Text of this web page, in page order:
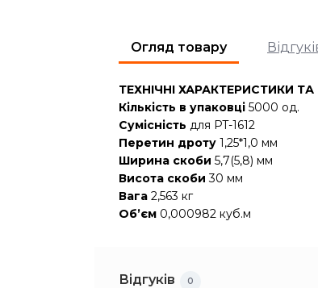
Огляд товару
ТЕХНІЧНІ ХАРАКТЕРИСТИКИ
Кількість в упаковці 5000 од.
Сумісність для PT-1612
Перетин дроту 1,25*1,0 мм
Ширина скоби 5,7(5,8) мм
Висота скоби 30 мм
Вага 2,563 кг
Об’єм 0,000982 куб.м
Відгуків 0